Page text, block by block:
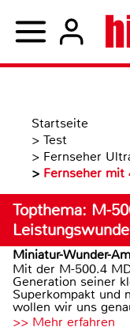
Startseite
> Test
> Fernseher
> Fernseher mit
Topthema: M-
Miniatur-Wunder-
Mit der M-500.4
Generation seiner
Superkompakt und
wollen wir uns
>> Mehr erfahren